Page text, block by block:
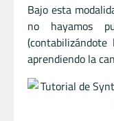
Bajo esta
no hayamos
aprendiendo la